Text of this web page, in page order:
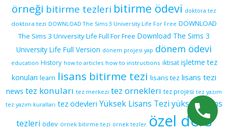
örneği bitirme tezleri bitirme ödevi doktora tez
doktora tezi DOWNLOAD The Sims 3 University Life For Free DOWNLOAD
The Sims 3 University Life Full For Free Download The Sims 3
University Life Full Version dönem projesi yap dönem ödevi
education History how to articles how to instructions iktisat işletme tez
konuları learn lisans bitirme tezi lisans tez lisans tezi
news tez konuları tez merkezi tez orneklerı tez projesi tez yazım
tez yazım kuralları tez ödevleri Yüksek Lisans Tezi yüksek lisans
tezleri ödev örnek bitirme tezi örnek tezler özel ders